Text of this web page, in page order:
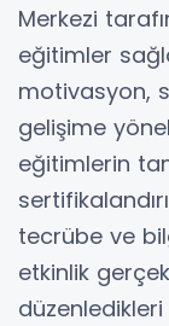
Merkezi
eğitimler
motivasyon,
gelişime
eğitimlerin
tecrübe ve
etkinlik